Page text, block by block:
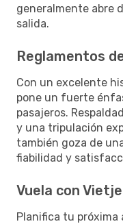
generalmente abre
salida.
Reglamentos
Con un excelente
pone un fuerte
pasajeros.
y una tripulación
también goza de
fiabilidad y
Vuela con
Planifica tu